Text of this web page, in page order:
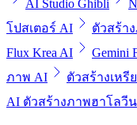
AI Studio Ghibli
โปสเตอร์ AI
ตัวสร้า
Flux Krea AI
Gemini
ภาพ AI
ตัวสร้างเหรี
AI ตัวสร้างภาพฮาโลวีน